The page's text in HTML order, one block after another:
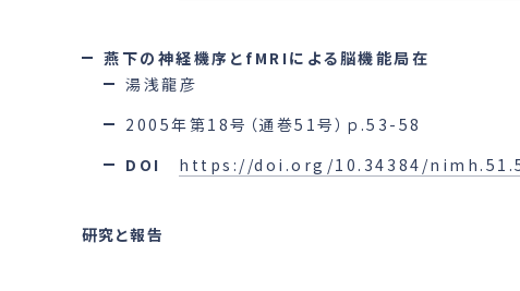
燕下の神経機序とfMRIによる脳機能局在
湯浅龍彦
2005年第18号（通巻51号）ｐ.53-58
DOI https://doi.org/10.34384/
研究と報告